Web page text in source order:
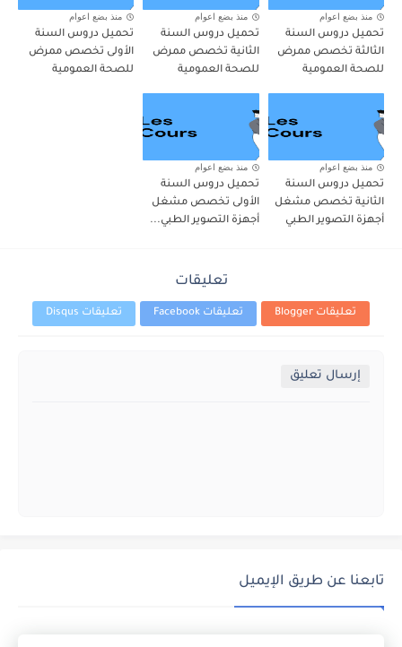
منذ بضع اعوام
تحميل دروس السنة
الثالثة تخصص ممرض
للصحة العمومية
منذ بضع اعوام
تحميل دروس السنة
الثانية تخصص ممرض
للصحة العمومية
منذ بضع اعوام
تحميل دروس السنة
الأولى تخصص ممرض
للصحة العمومية
منذ بضع اعوام
تحميل دروس السنة
الثانية تخصص مشغل
أجهزة التصوير الطبي
منذ بضع اعوام
تحميل دروس السنة
الأولى تخصص مشغل
أجهزة التصوير الطبي...
تعليقات
تعليقات Blogger تعليقات Facebook تعليقات Disqus
إرسال تعليق
تابعنا عن طريق الإيميل